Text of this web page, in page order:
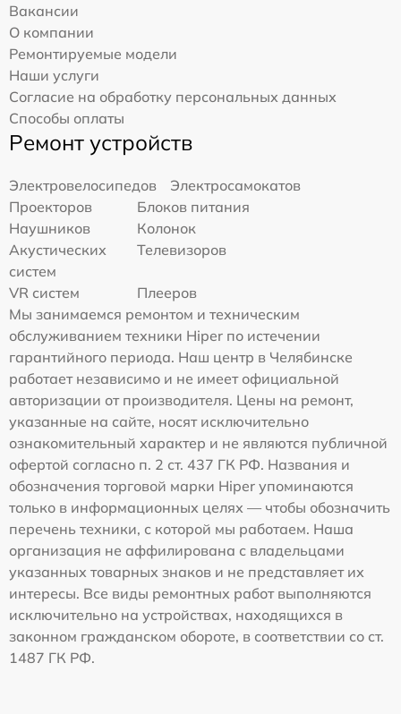
Вакансии
О компании
Ремонтируемые модели
Наши услуги
Согласие на обработку персональных данных
Способы оплаты
Ремонт устройств
Электровелосипедов
Электросамокатов
Проекторов
Блоков питания
Наушников
Колонок
Акустических
систем
Телевизоров
VR систем
Плееров
Мы занимаемся ремонтом и техническим
обслуживанием техники Hiper по истечении
гарантийного периода. Наш центр в Челябинске
работает независимо и не имеет официальной
авторизации от производителя. Цены на ремонт,
указанные на сайте, носят исключительно
ознакомительный характер и не являются публичной
офертой согласно п. 2 ст. 437 ГК РФ. Названия и
обозначения торговой марки Hiper упоминаются
только в информационных целях — чтобы обозначить
перечень техники, с которой мы работаем. Наша
организация не аффилирована с владельцами
указанных товарных знаков и не представляет их
интересы. Все виды ремонтных работ выполняются
исключительно на устройствах, находящихся в
законном гражданском обороте, в соответствии со ст.
1487 ГК РФ.